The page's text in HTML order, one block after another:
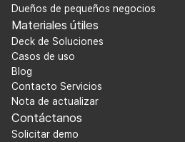
Dueños de pequeños negocios
Materiales útiles
Deck de Soluciones
Casos de uso
Blog
Contacto Servicios
Nota de actualizar
Contáctanos
Solicitar demo